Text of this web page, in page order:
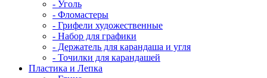
- Уголь
- Фломастеры
- Грифели художественные
- Набор для графики
- Держатель для карандаша и угля
- Точилки для карандашей
Пластика и Лепка